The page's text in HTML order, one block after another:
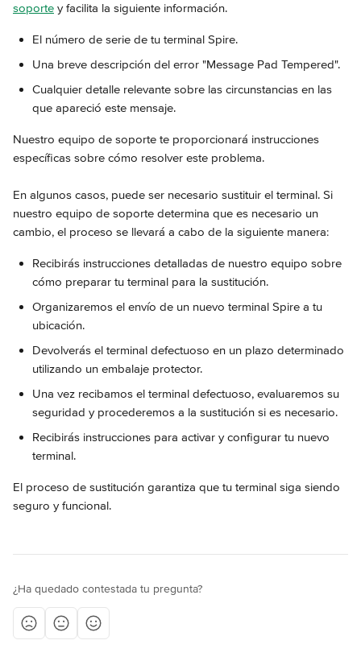
soporte y facilita la siguiente información.
El número de serie de tu terminal Spire.
Una breve descripción del error "Message Pad Tempered".
Cualquier detalle relevante sobre las circunstancias en las
que apareció este mensaje.
Nuestro equipo de soporte te proporcionará instrucciones
específicas sobre cómo resolver este problema.
En algunos casos, puede ser necesario sustituir el terminal. Si
nuestro equipo de soporte determina que es necesario un
cambio, el proceso se llevará a cabo de la siguiente manera:
Recibirás instrucciones detalladas de nuestro equipo sobre
cómo preparar tu terminal para la sustitución.
Organizaremos el envío de un nuevo terminal Spire a tu
ubicación.
Devolverás el terminal defectuoso en un plazo determinado
utilizando un embalaje protector.
Una vez recibamos el terminal defectuoso, evaluaremos su
seguridad y procederemos a la sustitución si es necesario.
Recibirás instrucciones para activar y configurar tu nuevo
terminal.
El proceso de sustitución garantiza que tu terminal siga siendo
seguro y funcional.
¿Ha quedado contestada tu pregunta?